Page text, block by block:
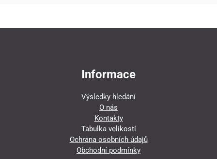
Informace
Výsledky hledání
O nás
Kontakty
Tabulka velikostí
Ochrana osobních údajů
Obchodní podmínky